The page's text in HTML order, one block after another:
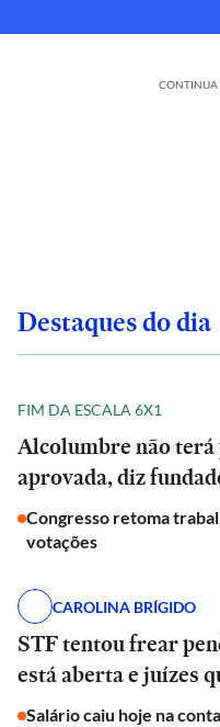
CONTINUA
Destaques do dia
FIM DA ESCALA 6X1
Alcolumbre não terá
aprovada, diz
Congresso retoma
votações
CAROLINA BRÍGIDO
STF tentou frear
está aberta e juízes
Salário caiu hoje na